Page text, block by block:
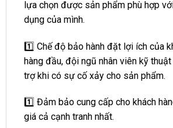
lựa chọn được sản phẩm phù hợp
dụng của mình.
1️⃣ Chế độ bảo hành đặt lợi ích của
hàng đầu, đội ngũ nhân viên kỹ
trợ khi có sự cố xảy cho sản phẩm.
1️⃣ Đảm bảo cung cấp cho khách
giá cả cạnh tranh nhất.